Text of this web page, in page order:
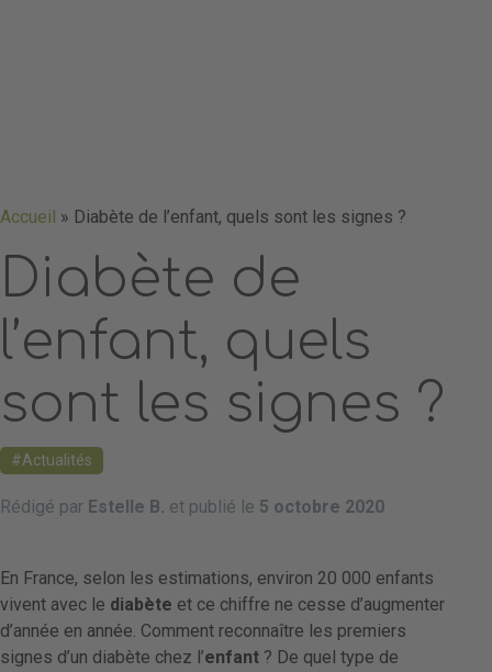
Accueil » Diabète de l’enfant, quels sont les signes ?
Diabète de
l’enfant, quels
sont les signes ?
Actualités
Rédigé par Estelle B. et publié le 5 octobre 2020
En France, selon les estimations, environ 20 000 enfants
vivent avec le diabète et ce chiffre ne cesse d’augmenter
d’année en année. Comment reconnaître les premiers
signes d’un diabète chez l’enfant ? De quel type de